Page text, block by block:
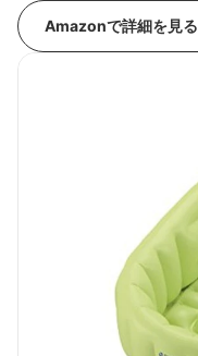
Amazonで詳細を見る